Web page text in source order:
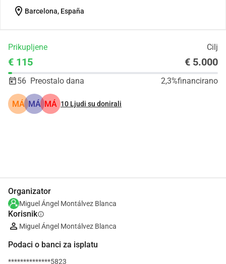
location_on Barcelona, España
Prikupljene Cilj
€ 115 € 5.000
56 Preostalo dana 2,3%financirano
MÁ MÁ MÁ 10 Ljudi su donirali
Organizator
Miguel Ángel Montálvez Blanca
Korisnikinfo
Miguel Ángel Montálvez Blanca
Podaci o banci za isplatu
**************5823